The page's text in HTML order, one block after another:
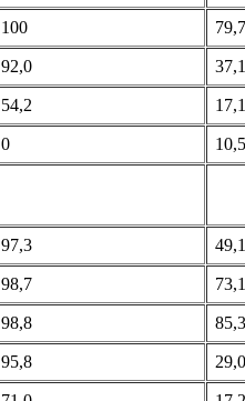
100 79,7
92,0 37,1
54,2 17,1
0 10,5
97,3 49,1
98,7 73,1
98,8 85,3
95,8 29,0